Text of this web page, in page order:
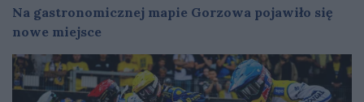
Na gastronomicznej mapie Gorzowa pojawiło się
nowe miejsce